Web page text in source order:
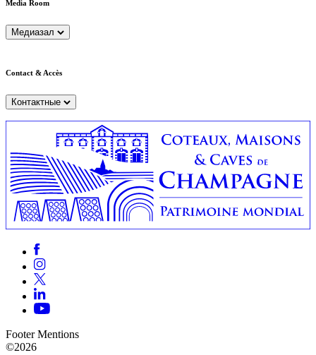
Media Room
Медиазал
Contact & Accès
Контактные
Footer Mentions
©2026